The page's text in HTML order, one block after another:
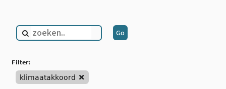
filter:
klimaatakkoord